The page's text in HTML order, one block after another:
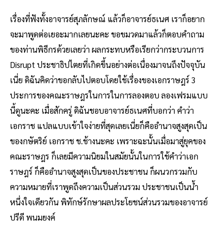
เรื่องที่ฟังทั้งอาจารย์สุภลักษณ์ แล้วก็อาจารย์ธเนศ เราก็อยาก
จะมาพูดต่อเยอะมากเลยนะคะ ขอขมวดมาแล้วก็ตอบคําถาม
ของท่านพิธีกรด้วยเลยว่า ผลกระทบหรือเรียกว่ากระบวนการ
Disrupt ประชาธิปไตยที่เกิดขึ้นอย่างต่อเนื่องมาจนถึงปัจจุบัน
เนี่ย ดิฉันคิดว่าขอกลับไปตอบโดยใช้เรื่องของเอกราษฎร์ 3
ประการของคณะราษฎรในการในการลองตอบ ลองเฟรมแบบ
นี้ดูนะคะ เมื่อสักครู่ ดิฉันชอบอาจารย์ธเนศที่บอกว่า คําว่า
เอกราช แปลแบบเข้าใจง่ายที่สุดเลยเนี่ยก็คืออํานาจสูงสุดเป็น
ของกษัตริย์ เอกราช ช.ช้างนะคะ เพราะฉะนั้นเมื่อมาสู่ยุคของ
คณะราษฎร ก็เลยมีความนิยมในสมัยนั้นในการใช้คําว่าเอก
ราษฎร์ ก็คืออํานาจสูงสุดเป็นของประชาชน ก็ผนวกรวมกับ
ความหมายที่เราพูดถึงความเป็นส่วนรวม ประชาชนเป็นน้ำ
หนึ่งใจเดียวกัน พิทักษ์รักษาผลประโยชน์ส่วนรวมของอาจารย์
ปรีดี พนมยงค์